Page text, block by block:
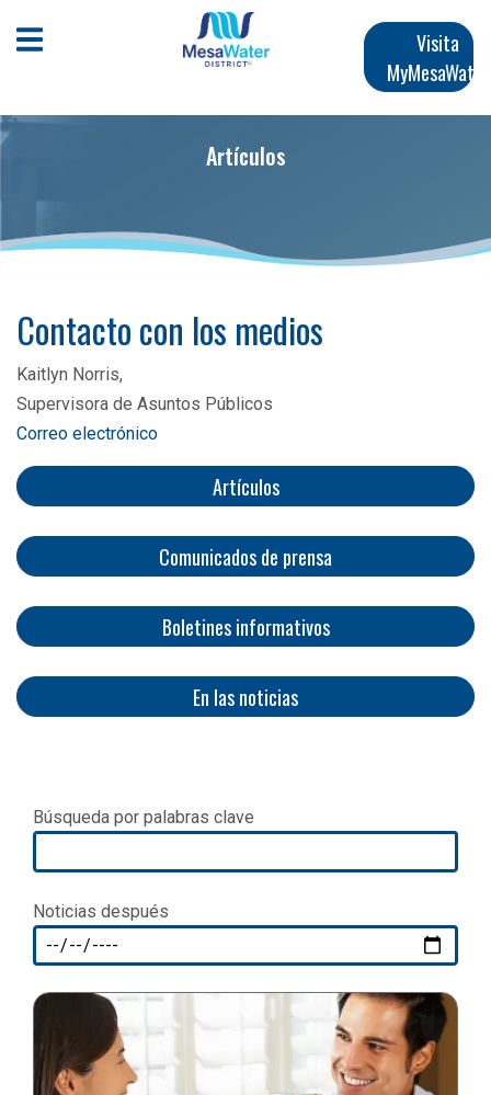
Navegación
Abrir menú móvil
Visita
MyMesaWater
Artículos
Contacto con los medios
Kaitlyn Norris,
Supervisora ​​de Asuntos Públicos
Correo electrónico
Artículos
Comunicados de prensa
Boletines informativos
En las noticias
Búsqueda por palabras clave
Noticias después